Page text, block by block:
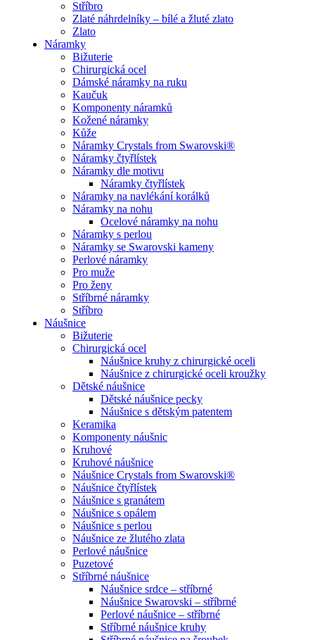
Stříbro
Zlaté náhrdelníky – bílé a žluté zlato
Zlato
Náramky
Bižuterie
Chirurgická ocel
Dámské náramky na ruku
Kaučuk
Komponenty náramků
Kožené náramky
Kůže
Náramky Crystals from Swarovski®
Náramky čtyřlístek
Náramky dle motivu
Náramky čtyřlístek
Náramky na navlékání korálků
Náramky na nohu
Ocelové náramky na nohu
Náramky s perlou
Náramky se Swarovski kameny
Perlové náramky
Pro muže
Pro ženy
Stříbrné náramky
Stříbro
Náušnice
Bižuterie
Chirurgická ocel
Náušnice kruhy z chirurgické oceli
Náušnice z chirurgické oceli kroužky
Dětské náušnice
Dětské náušnice pecky
Náušnice s dětským patentem
Keramika
Komponenty náušnic
Kruhové
Kruhové náušnice
Náušnice Crystals from Swarovski®
Náušnice čtyřlístek
Náušnice s granátem
Náušnice s opálem
Náušnice s perlou
Náušnice ze žlutého zlata
Perlové náušnice
Puzetové
Stříbrné náušnice
Náušnice srdce – stříbrné
Náušnice Swarovski – stříbrné
Perlové náušnice – stříbrné
Stříbrné náušnice kruhy